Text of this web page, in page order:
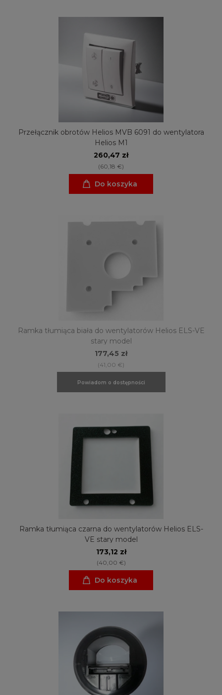
Przełącznik obrotów Helios MVB 6091 do wentylatora
Helios M1
260,47 zł
(60,18 €)
Do koszyka
Ramka tłumiąca biała do wentylatorów Helios ELS-VE
stary model
177,45 zł
(41,00 €)
Powiadom o dostępności
Ramka tłumiąca czarna do wentylatorów Helios ELS-
VE stary model
173,12 zł
(40,00 €)
Do koszyka